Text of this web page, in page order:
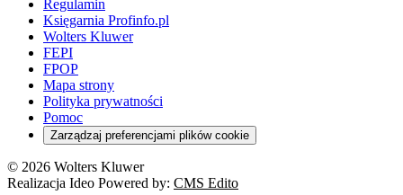
Regulamin
Księgarnia Profinfo.pl
Wolters Kluwer
FEPI
FPOP
Mapa strony
Polityka prywatności
Pomoc
Zarządzaj preferencjami plików cookie
© 2026 Wolters Kluwer
Realizacja Ideo Powered by: CMS Edito